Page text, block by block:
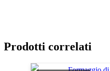
Prodotti correlati